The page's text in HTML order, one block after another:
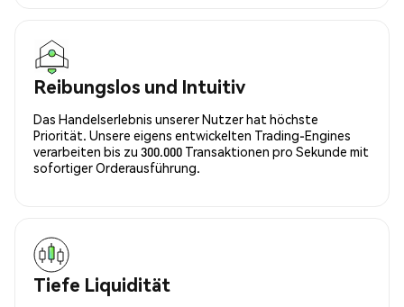
Reibungslos und Intuitiv
Das Handelserlebnis unserer Nutzer hat höchste
Priorität. Unsere eigens entwickelten Trading-Engines
verarbeiten bis zu 300.000 Transaktionen pro Sekunde mit
sofortiger Orderausführung.
Tiefe Liquidität